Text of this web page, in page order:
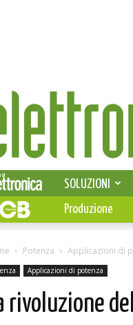
Elettronica
News
SOLUZIONI
Produzione
Potenza Applicazioni di
Applicazioni di potenza
rivoluzione